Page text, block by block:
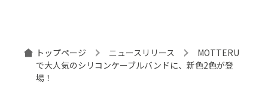
トップページ ニュースリリース
MOTTERU
で大人気のシリコンケーブルバンドに、新色2色が登
場！